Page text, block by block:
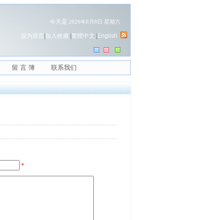
今天是 2026年8月8日 星期六
设为首页 加入收藏 繁體中文 English
留 言 簿 联系我们
*